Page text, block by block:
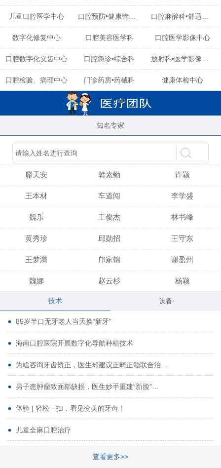
儿童口腔医学中心 口腔麻醉科•舒适化诊疗中心
数字化修复中心 口腔美容医学科 口腔医学影像中心
口腔数字化义齿中心 口腔急诊•综合科
口腔检验、病理中心 门诊药房•药械科 健康体检中心
知名专家
陈育玲 吴晓桃
廖天安 韩素勤 许颖
王本材 车道闯 李学盛
魏乐 王俊杰 林书峰
黄秀珍 邱勋招 王守东
王梦漪 邝家锦 谢盈州
魏娜 赵云杉 杨颖
黄启龙
代艳虹 林芳诚
曹香林 姜炳华
姚宗将 梁春晓
林夏羽 颜晶
路娜 商晔
周碧玲
技术 设备
85岁半口无牙老人当天换“新牙”
海南口腔医院开展数字化导航种植技术
为啥咨询牙齿矫正，医生却建议正畸正颌联合治…
男子患肿瘤致面部缺损，医生妙手重建“新脸”…
体验 | 轻松一扫，看见变美的牙齿！
儿童全麻口腔治疗
查看更多>>